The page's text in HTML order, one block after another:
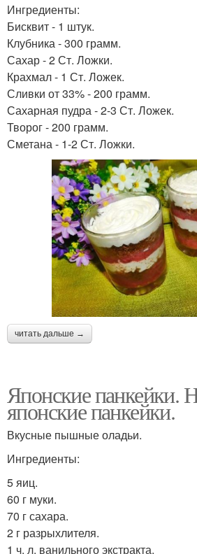
Ингредиенты:
Бисквит - 1 штук.
Клубника - 300 грамм.
Сахар - 2 Ст. Ложки.
Крахмал - 1 Ст. Ложек.
Сливки от 33% - 200 грамм.
Сахарная пудра - 2-3 Ст. Ложек.
Творог - 200 грамм.
Сметана - 1-2 Ст. Ложки.
читать дальше →
Японские панкейки.
японские панкейки.
Вкусные пышные оладьи.
Ингредиенты:
5 яиц.
60 г муки.
70 г сахара.
2 г разрыхлителя.
1 ч. л. ванильного экстракта.